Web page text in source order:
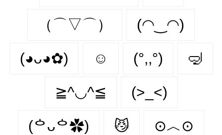
（⌒▽⌒） (◠‿◠)
(◕ᴗ◕✿) ☺️ (°,,°) 🤿
≧^◡^≦ (>_<)
(ᅌᴗᅌ✿) 😼 ⊙︿⊙